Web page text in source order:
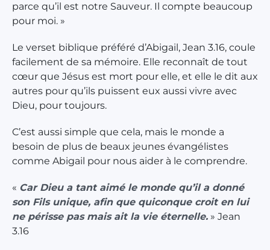
parce qu’il est notre Sauveur. Il compte beaucoup
pour moi. »
Le verset biblique préféré d’Abigail, Jean 3.16, coule
facilement de sa mémoire. Elle reconnaît de tout
cœur que Jésus est mort pour elle, et elle le dit aux
autres pour qu’ils puissent eux aussi vivre avec
Dieu, pour toujours.
C’est aussi simple que cela, mais le monde a
besoin de plus de beaux jeunes évangélistes
comme Abigail pour nous aider à le comprendre.
« Car Dieu a tant aimé le monde qu’il a donné
son Fils unique, afin que quiconque croit en lui
ne périsse pas mais ait la vie éternelle. » Jean
3.16